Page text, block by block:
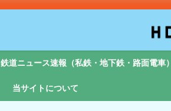
鉄道ニュース速報（私鉄・地下鉄・路面電車）
当サイトについて